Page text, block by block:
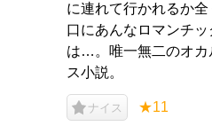
に連れて行かれるか
口にあんなロマンチ
は…。唯一無二のオカ
ス小説。
ナイス ★11